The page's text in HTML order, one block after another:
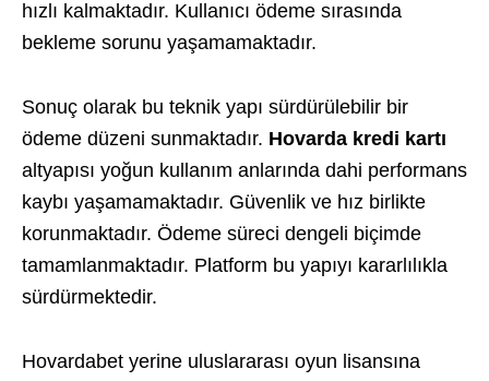
hızlı kalmaktadır. Kullanıcı ödeme sırasında
bekleme sorunu yaşamamaktadır.
Sonuç olarak bu teknik yapı sürdürülebilir bir
ödeme düzeni sunmaktadır. Hovarda kredi kartı
altyapısı yoğun kullanım anlarında dahi performans
kaybı yaşamamaktadır. Güvenlik ve hız birlikte
korunmaktadır. Ödeme süreci dengeli biçimde
tamamlanmaktadır. Platform bu yapıyı kararlılıkla
sürdürmektedir.
Hovardabet yerine uluslararası oyun lisansına